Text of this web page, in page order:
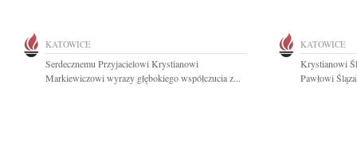
KATOWICE
Serdecznemu Przyjacielowi Krystianowi
Markiewiczowi wyrazy głębokiego współczucia z...
KATOWICE
Krystianowi
Pawłowi